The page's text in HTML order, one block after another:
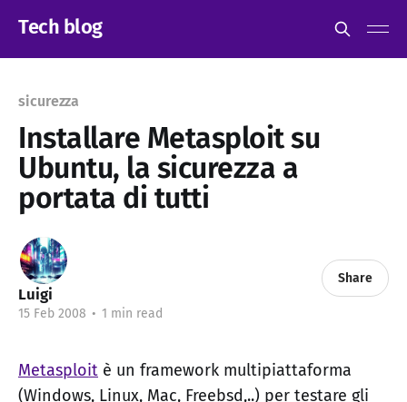
Tech blog
sicurezza
Installare Metasploit su
Ubuntu, la sicurezza a
portata di tutti
Luigi
15 Feb 2008 • 1 min read
Share
Metasploit è un framework multipiattaforma
(Windows, Linux, Mac, Freebsd,..) per testare gli